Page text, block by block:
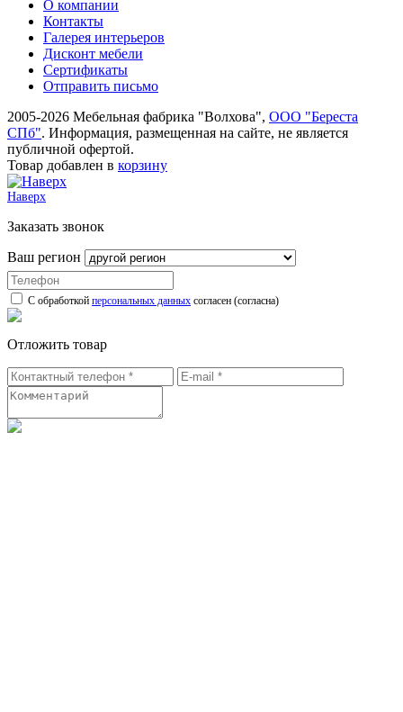
О компании
Контакты
Галерея интерьеров
Дисконт мебели
Сертификаты
Отправить письмо
2005-2026 Мебельная фабрика "Волхова", ООО "Береста
СПб". Информация, размещенная на сайте, не является
публичной офертой.
Товар добавлен в корзину
Наверх
Заказать звонок
Ваш регион
С обработкой персональных данных согласен (согласна)
Отложить товар